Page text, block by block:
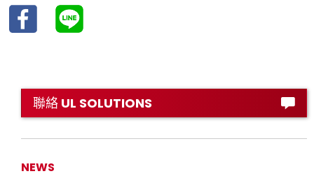
聯絡 UL SOLUTIONS
NEWS